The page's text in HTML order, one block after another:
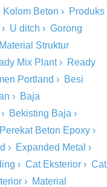
Beton › Produks
› U ditch › Gorong
Material Struktur
Mix Plant› Ready
Portland › Besi
› Baja
› Bekisting Baja ›
Perekat Beton Epoxy ›
› Expanded Metal ›
› Cat Eksterior › Cat
› Material